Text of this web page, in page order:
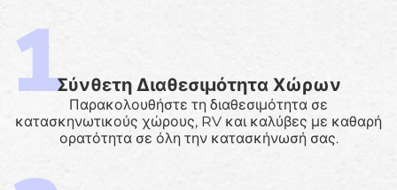
Σύνθετη Διαθεσιμότητα Χώρων
Παρακολουθήστε τη διαθεσιμότητα σε
κατασκηνωτικούς χώρους, RV και καλύβες με καθαρή
ορατότητα σε όλη την κατασκήνωσή σας.